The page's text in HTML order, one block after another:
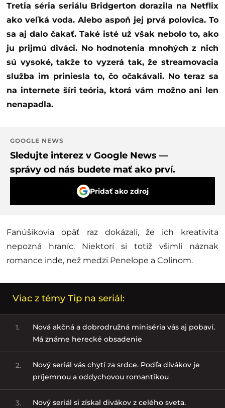
Tretia séria seriálu Bridgerton dorazila na Netflix
ako veľká voda. Alebo aspoň jej prvá polovica. To
sa aj dalo čakať. Také isté už však nebolo to, ako
ju prijmú diváci. No hodnotenia mnohých z nich
sú vysoké, takže to vyzerá tak, že streamovacia
služba im priniesla to, čo očakávali. No teraz sa
na internete šíri teória, ktorá vám možno ani len
nenapadla.
GOOGLE NEWS
Sledujte interez v Google News —
správy od nás budete mať ako prví.
Pridať ako zdroj
Fanúšikovia opäť raz dokázali, že ich kreativita
nepozná hraníc. Niektorí si totiž všimli náznak
romance inde, než medzi Penelope a Colinom.
Viac z témy Tip na seriál:
1.
Nová akčná a dobrodružná miniséria vás aj pobaví.
Má známe herecké obsadenie
2.
Nový seriál vás chytí za srdce. Podľa divákov je
príjemnou a oddychovou romantikou
3.
Nový seriál si získal divákov z celého sveta.